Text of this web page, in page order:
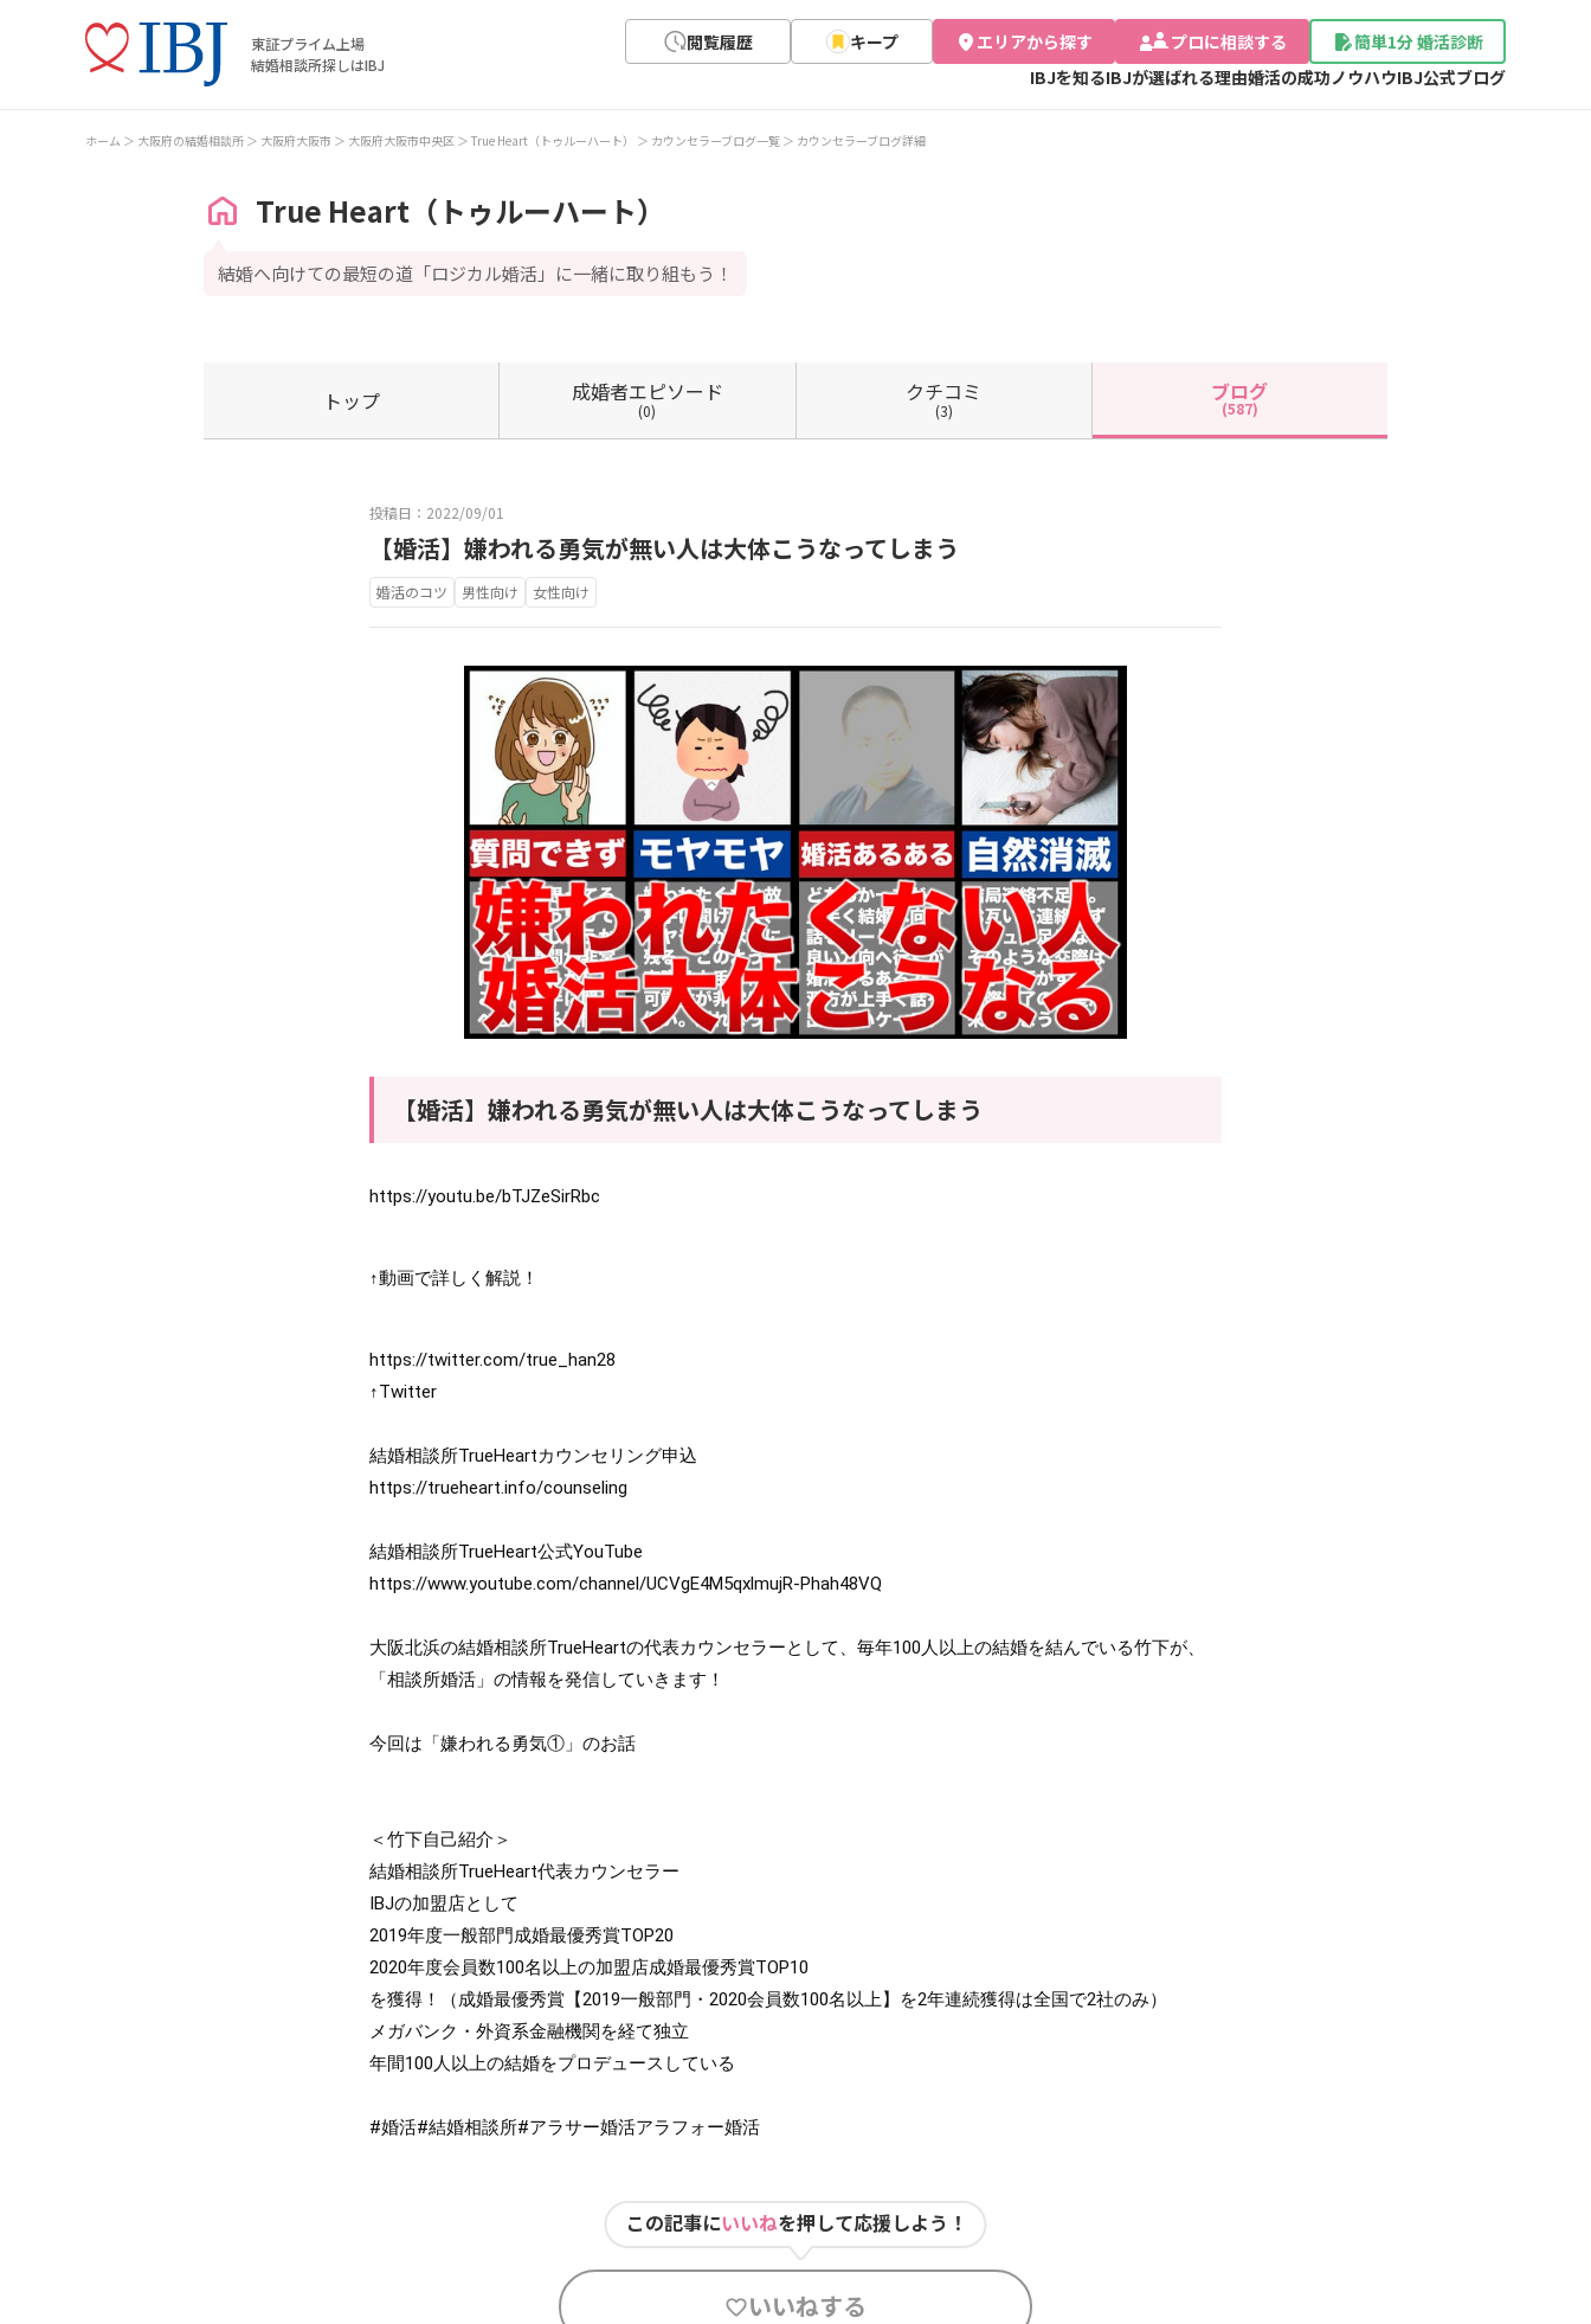
東証プライム上場
結婚相談所探しはIBJ
閲覧履歴 キープ エリアから探す プロに相談する
簡単1分 婚活診断
IBJを知るIBJが選ばれる理由婚活の成功ノウハウIBJ公式ブログ
ホーム 大阪府の結婚相談所 大阪府大阪市 大阪府大阪市中央区 True Heart（トゥルーハート） カウンセラーブログ一覧 カウンセラーブログ詳細
True Heart（トゥルーハート）
結婚へ向けての最短の道「ロジカル婚活」に一緒に取り組もう！
トップ 成婚者エピソード
(0)
クチコミ
(3)
ブログ
(587)
投稿日：2022/09/01
【婚活】嫌われる勇気が無い人は大体こうなってしまう
婚活のコツ 男性向け 女性向け
【婚活】嫌われる勇気が無い人は大体こうなってしまう
https://youtu.be/bTJZeSirRbc
↑動画で詳しく解説！
https://twitter.com/true_han28
↑Twitter
https://trueheart.info/counseling
https://www.youtube.com/channel/UCVgE4M5qxlmujR-Phah48VQ
大阪北浜の結婚相談所TrueHeartの代表カウンセラーとして、毎年100人以上の結婚を結んでいる竹下が、
「相談所婚活」の情報を発信していきます！
今回は「嫌われる勇気①」のお話
＜竹下自己紹介＞
結婚相談所TrueHeart代表カウンセラー
IBJの加盟店として
2019年度一般部門成婚最優秀賞TOP20
2020年度会員数100名以上の加盟店成婚最優秀賞TOP10
を獲得！（成婚最優秀賞【2019一般部門・2020会員数100名以上】を2年連続獲得は全国で2社のみ）
メガバンク・外資系金融機関を経て独立
年間100人以上の結婚をプロデュースしている
#婚活#結婚相談所#アラサー婚活アラフォー婚活
この記事にいいねを押して応援しよう！
いいねする